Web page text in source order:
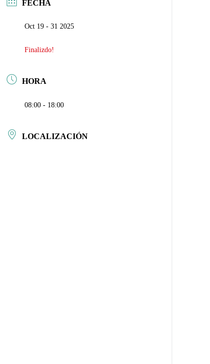
FECHA
Oct 19 - 31 2025
Finalizdo!
HORA
08:00 - 18:00
LOCALIZACIÓN